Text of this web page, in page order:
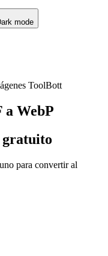
mode
ToolBott
a WebP
gratuito
para convertir al